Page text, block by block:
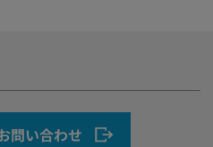
問い合わせ